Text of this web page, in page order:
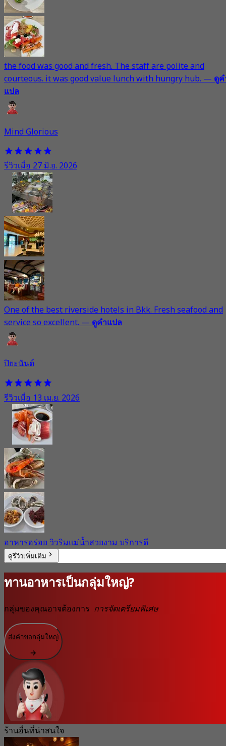
the food was good and fresh. The staff are polite and
courteous. it was good value lunch with hungry hub.—ดู
แปล
Mind Glorious
รีวิวเมื่อ 27 มิ.ย. 2026
One of the best riverside hotels in Bkk. Fresh seafood and
service so excellent.—ดูคำแปล
ปิยะนันต์
รีวิวเมื่อ 13 เม.ย. 2026
อาหารอร่อย วิวริมแม่น้ำสวยงาม บริการดี
ดูรีวิวเพิ่มเติม
ทานอาหารเป็นกลุ่มใหญ่?
กลุ่มของคุณอาจต้องการ การจัดเตรียมพิเศษ
ส่งคำขอกลุ่มใหญ่
ร้านอื่นที่น่าสนใจ